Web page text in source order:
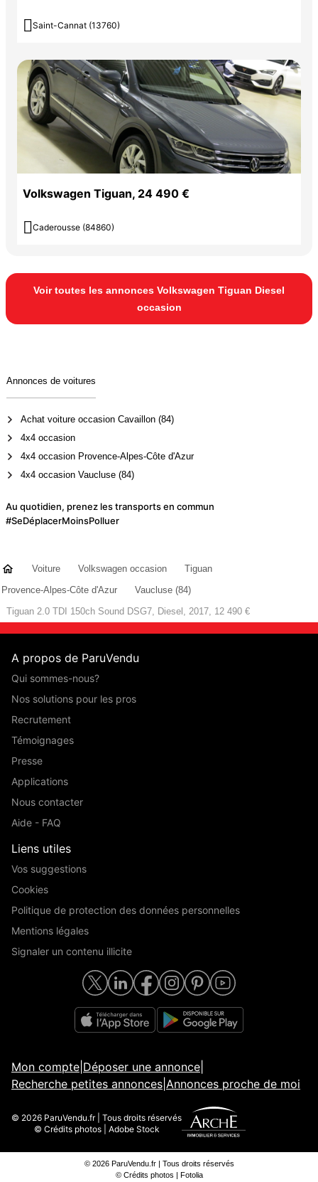
 Saint-Cannat (13760)
Volkswagen Tiguan, 24 490 €
 Caderousse (84860)
Voir toutes les annonces Volkswagen Tiguan Diesel
occasion
Annonces de voitures
Achat voiture occasion Cavaillon (84)
4x4 occasion
4x4 occasion Provence-Alpes-Côte d'Azur
4x4 occasion Vaucluse (84)
Au quotidien, prenez les transports en commun
#SeDéplacerMoinsPolluer
Voiture Volkswagen occasion
Tiguan
Provence-Alpes-Côte d'Azur
Vaucluse (84)
Tiguan 2.0 TDI 150ch Sound DSG7, Diesel, 2017, 12 490 €
A propos de ParuVendu
Qui sommes-nous?
Nos solutions pour les pros
Recrutement
Témoignages
Presse
Applications
Nous contacter
Aide - FAQ
Liens utiles
Vos suggestions
Cookies
Politique de protection des données personnelles
Mentions légales
Signaler un contenu illicite
Mon compte Déposer une annonce
Recherche petites annonces Annonces proche de moi
© 2026 ParuVendu.fr | Tous droits réservés
© Crédits photos | Adobe Stock
© 2026 ParuVendu.fr | Tous droits réservés
© Crédits photos | Fotolia